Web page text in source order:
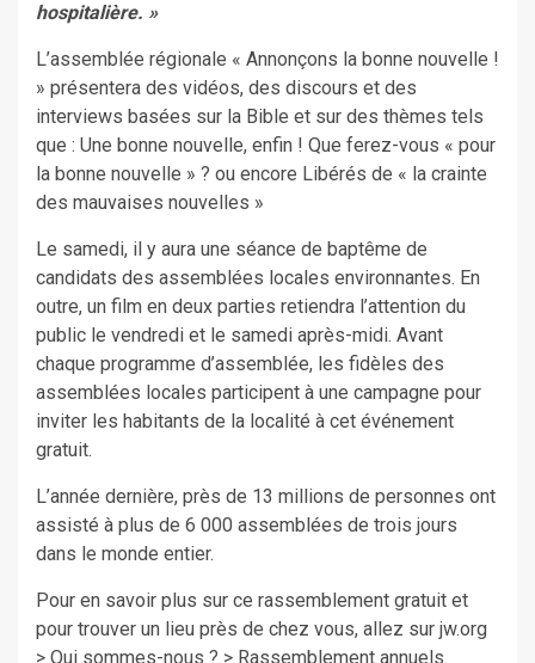
hospitalière. »
L’assemblée régionale « Annonçons la bonne nouvelle !
» présentera des vidéos, des discours et des
interviews basées sur la Bible et sur des thèmes tels
que : Une bonne nouvelle, enfin ! Que ferez-vous « pour
la bonne nouvelle » ? ou encore Libérés de « la crainte
des mauvaises nouvelles »
Le samedi, il y aura une séance de baptême de
candidats des assemblées locales environnantes. En
outre, un film en deux parties retiendra l’attention du
public le vendredi et le samedi après-midi. Avant
chaque programme d’assemblée, les fidèles des
assemblées locales participent à une campagne pour
inviter les habitants de la localité à cet événement
gratuit.
L’année dernière, près de 13 millions de personnes ont
assisté à plus de 6 000 assemblées de trois jours
dans le monde entier.
Pour en savoir plus sur ce rassemblement gratuit et
pour trouver un lieu près de chez vous, allez sur jw.org
> Qui sommes-nous ? > Rassemblement annuels.